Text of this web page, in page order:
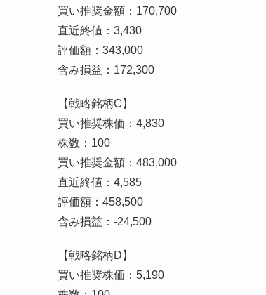
買い推奨金額：170,700
直近終値：3,430
評価額：343,000
含み損益：172,300
【戦略銘柄C】
買い推奨株価：4,830
株数：100
買い推奨金額：483,000
直近終値：4,585
評価額：458,500
含み損益：-24,500
【戦略銘柄D】
買い推奨株価：5,190